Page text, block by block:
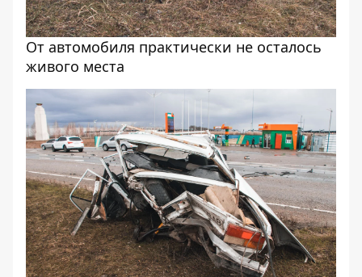
От автомобиля практически не осталось
живого места